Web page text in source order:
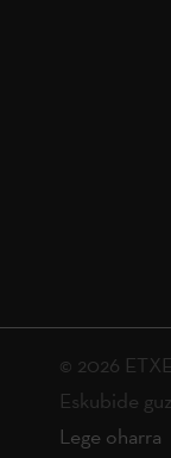
© 2026
Eskubide
Lege oharra